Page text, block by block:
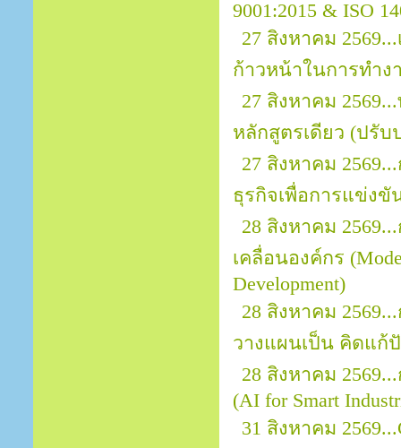
9001:2015 & ISO
27 สิงหาคม
ก้าวหน้าในการทำง
27 สิงหาคม
หลักสูตรเดียว (ปรับ
27 สิงหาคม
ธุรกิจเพื่อการแข่งขั
28 สิงหาคม
เคลื่อนองค์กร
Development)
28 สิงหาคม
วางแผนเป็น คิดแก้ปั
28 สิงหาคม
(AI for Smart
31 สิงหาคม